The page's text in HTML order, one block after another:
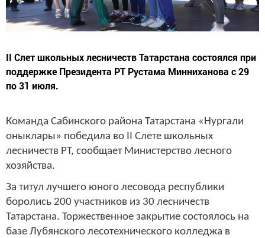
II Слет школьных лесничеств Татарстана состоялся при
поддержке Президента РТ Рустама Минниханова с 29
по 31 июля.
Команда Сабинского района Татарстана «Нургали
оныклары» победила во II Слете школьных
лесничеств РТ, сообщает Министерство лесного
хозяйства.
За титул лучшего юного лесовода республики
боролись 200 участников из 30 лесничеств
Татарстана. Торжественное закрытие состоялось на
базе Лубянского лесотехнического колледжа в